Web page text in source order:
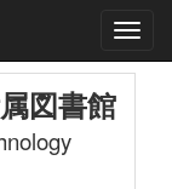
図書館